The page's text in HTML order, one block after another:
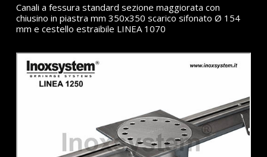
Canali a fessura standard sezione maggiorata con
chiusino in piastra mm 350x350 scarico sifonato Ø 154
mm e cestello estraibile LINEA 1070